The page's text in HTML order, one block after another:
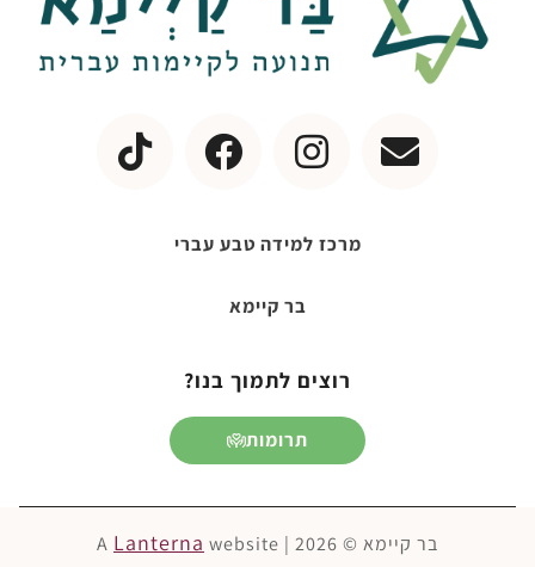
מרכז למידה טבע עברי
בר קיימא
רוצים לתמוך בנו?
תרומות
בר קיימא © 2026 | A Lanterna website